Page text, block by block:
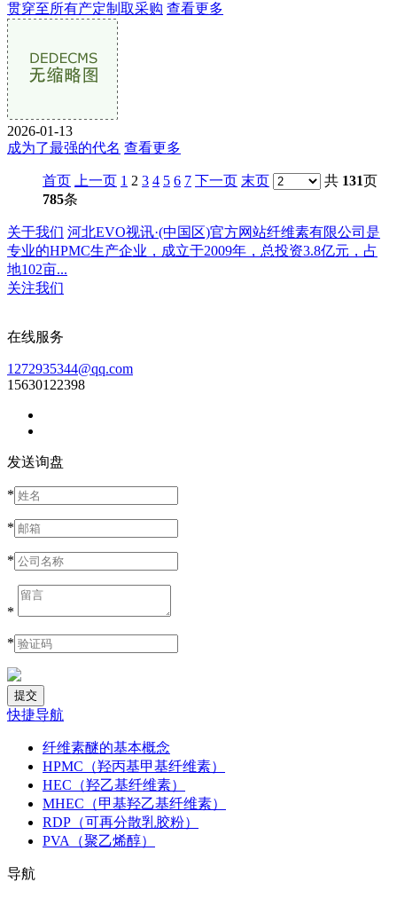
贯穿至所有产定制取采购 查看更多
2026-01-13
成为了最强的代名 查看更多
首页 上一页 1 2 3 4 5 6 7 下一页 末页 共 131页
785条
关于我们 河北EVO视讯·(中国区)官方网站纤维素有限公司是
专业的HPMC生产企业，成立于2009年，总投资3.8亿元，占
地102亩...
关注我们
在线服务
1272935344@qq.com
15630122398
发送询盘
*
*
*
*
*
快捷导航
纤维素醚的基本概念
HPMC（羟丙基甲基纤维素）
HEC（羟乙基纤维素）
MHEC（甲基羟乙基纤维素）
RDP（可再分散乳胶粉）
PVA（聚乙烯醇）
导航